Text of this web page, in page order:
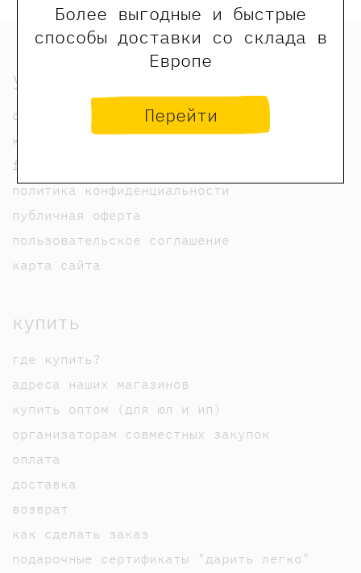
Более выгодные и быстрые
способы доставки со склада в
Европе
Перейти
узнать
о нас
контакты
foreign rights contacts
политика конфиденциальности
публичная оферта
пользовательское соглашение
карта сайта
купить
где купить?
адреса наших магазинов
купить оптом (для юл и ип)
организаторам совместных закупок
оплата
доставка
возврат
как сделать заказ
подарочные сертификаты "дарить легко"